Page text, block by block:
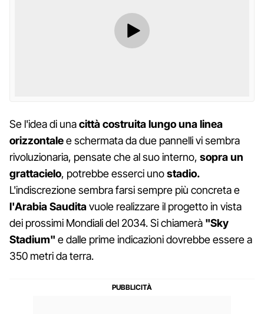
Se l'idea di unacittà costruita lungo una linea
orizzontalee schermata da due pannelli vi sembra
rivoluzionaria, pensate che al suo interno, sopra un
grattacielo, potrebbe esserci unostadio.
L'indiscrezione sembra farsi sempre più concreta e
l'Arabia Sauditavuole realizzare il progetto in vista
dei prossimi Mondiali del 2034. Si chiamerà "Sky
Stadium" e dalle prime indicazioni dovrebbe essere a
350 metri da terra.